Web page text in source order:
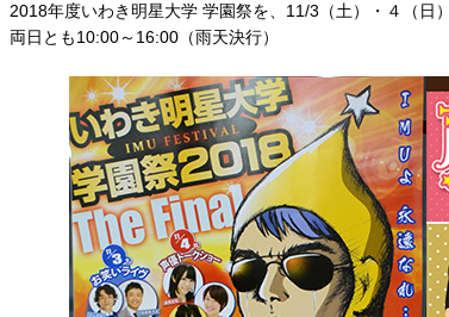
2018年度いわき明星大学 学園祭を、11/3（土）・４（日
両日とも10:00～16:00（雨天決行）